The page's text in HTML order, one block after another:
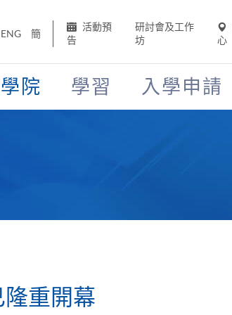
ENG 簡
活動預
告
研討會及工作
坊
心
院 學習 入學申請
重開幕